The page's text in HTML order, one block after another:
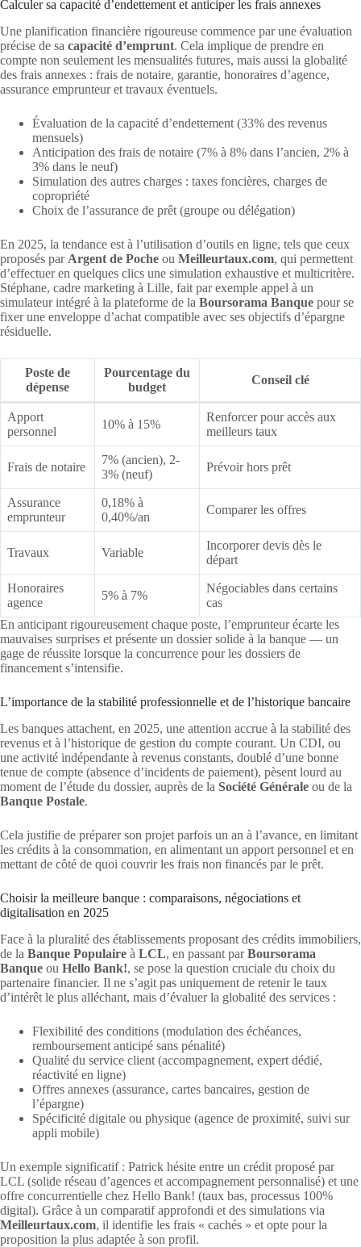
Calculer sa capacité d’endettement et anticiper les frais annexes
Une planification financière rigoureuse commence par une évaluation
précise de sa capacité d’emprunt. Cela implique de prendre en
compte non seulement les mensualités futures, mais aussi la globalité
des frais annexes : frais de notaire, garantie, honoraires d’agence,
assurance emprunteur et travaux éventuels.
Évaluation de la capacité d’endettement (33% des revenus
mensuels)
Anticipation des frais de notaire (7% à 8% dans l’ancien, 2% à
3% dans le neuf)
Simulation des autres charges : taxes foncières, charges de
copropriété
Choix de l’assurance de prêt (groupe ou délégation)
En 2025, la tendance est à l’utilisation d’outils en ligne, tels que ceux
proposés par Argent de Poche ou Meilleurtaux.com, qui permettent
d’effectuer en quelques clics une simulation exhaustive et multicritère.
Stéphane, cadre marketing à Lille, fait par exemple appel à un
simulateur intégré à la plateforme de la Boursorama Banque pour se
fixer une enveloppe d’achat compatible avec ses objectifs d’épargne
résiduelle.
Poste de
dépense
Pourcentage du
budget
Conseil clé
Apport
personnel
10% à 15%
Renforcer pour accès aux
meilleurs taux
Frais de notaire
7% (ancien), 2-
3% (neuf)
Prévoir hors prêt
Assurance
emprunteur
0,18% à
0,40%/an
Comparer les offres
Travaux Variable
Incorporer devis dès le
départ
Honoraires
agence
5% à 7%
Négociables dans certains
cas
En anticipant rigoureusement chaque poste, l’emprunteur écarte les
mauvaises surprises et présente un dossier solide à la banque — un
gage de réussite lorsque la concurrence pour les dossiers de
financement s’intensifie.
L’importance de la stabilité professionnelle et de l’historique bancaire
Les banques attachent, en 2025, une attention accrue à la stabilité des
revenus et à l’historique de gestion du compte courant. Un CDI, ou
une activité indépendante à revenus constants, doublé d’une bonne
tenue de compte (absence d’incidents de paiement), pèsent lourd au
moment de l’étude du dossier, auprès de la Société Générale ou de la
Banque Postale.
Cela justifie de préparer son projet parfois un an à l’avance, en limitant
les crédits à la consommation, en alimentant un apport personnel et en
mettant de côté de quoi couvrir les frais non financés par le prêt.
Choisir la meilleure banque : comparaisons, négociations et
digitalisation en 2025
Face à la pluralité des établissements proposant des crédits immobiliers,
de la Banque Populaire à LCL, en passant parBoursorama
Banque ou Hello Bank!, se pose la question cruciale du choix du
partenaire financier. Il ne s’agit pas uniquement de retenir le taux
d’intérêt le plus alléchant, mais d’évaluer la globalité des services :
Flexibilité des conditions (modulation des échéances,
remboursement anticipé sans pénalité)
Qualité du service client (accompagnement, expert dédié,
réactivité en ligne)
Offres annexes (assurance, cartes bancaires, gestion de
l’épargne)
Spécificité digitale ou physique (agence de proximité, suivi sur
appli mobile)
Un exemple significatif : Patrick hésite entre un crédit proposé par
LCL (solide réseau d’agences et accompagnement personnalisé) et une
offre concurrentielle chez Hello Bank! (taux bas, processus 100%
digital). Grâce à un comparatif approfondi et des simulations via
Meilleurtaux.com, il identifie les frais « cachés » et opte pour la
proposition la plus adaptée à son profil.